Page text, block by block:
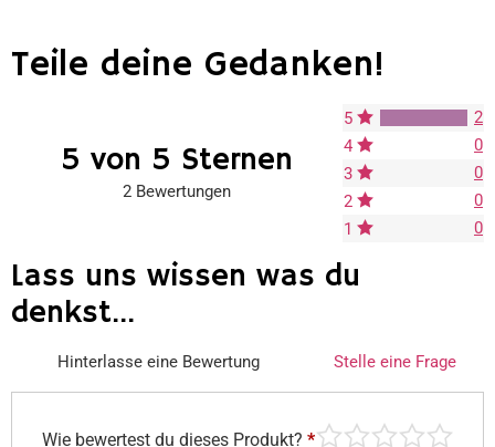
Teile deine Gedanken!
5 von 5 Sternen
2 Bewertungen
5
2
4
0
3
0
2
0
1
0
Lass uns wissen was du
denkst...
Hinterlasse eine Bewertung Stelle eine Frage
Wie bewertest du dieses Produkt? *